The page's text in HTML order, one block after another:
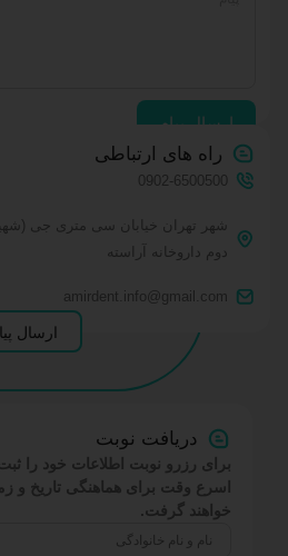
ارسال پیام
راه های ارتباطی
0902-6500500
دوم داروخانه آراسته
amirdent.info@gmail.com
ارسال
دریافت نوبت
برای رزرو نوبت اطلاعات خود را ثبت
اسرع وقت برای هماهنگی تاریخ و
خواهند گرفت.